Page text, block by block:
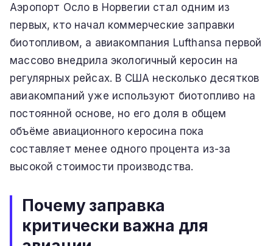
Аэропорт Осло в Норвегии стал одним из
первых, кто начал коммерческие заправки
биотопливом, а авиакомпания Lufthansa первой
массово внедрила экологичный керосин на
регулярных рейсах. В США несколько десятков
авиакомпаний уже используют биотопливо на
постоянной основе, но его доля в общем
объёме авиационного керосина пока
составляет менее одного процента из-за
высокой стоимости производства.
Почему заправка
критически важна для